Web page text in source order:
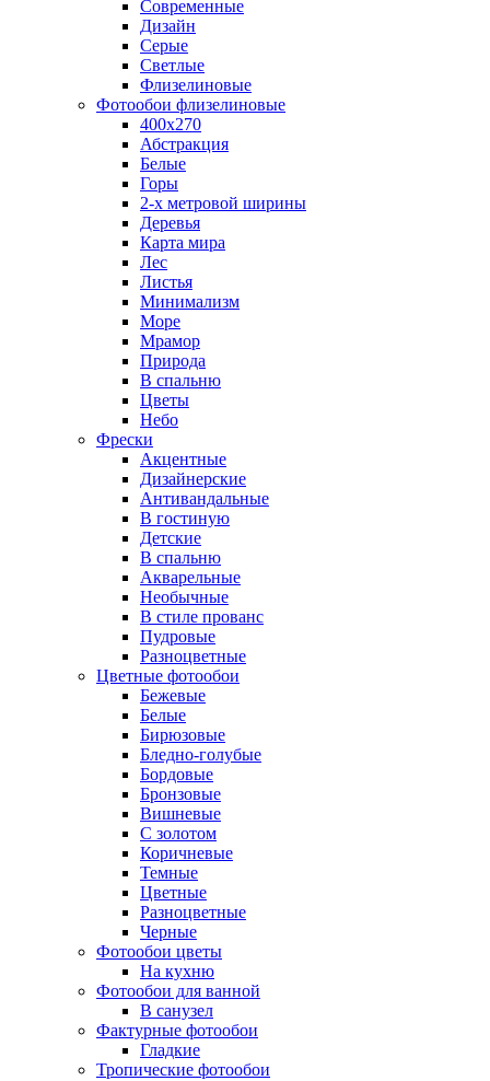
Современные
Дизайн
Серые
Светлые
Флизелиновые
Фотообои флизелиновые
400х270
Абстракция
Белые
Горы
2-х метровой ширины
Деревья
Карта мира
Лес
Листья
Минимализм
Море
Мрамор
Природа
В спальню
Цветы
Небо
Фрески
Акцентные
Дизайнерские
Антивандальные
В гостиную
Детские
В спальню
Акварельные
Необычные
В стиле прованс
Пудровые
Разноцветные
Цветные фотообои
Бежевые
Белые
Бирюзовые
Бледно-голубые
Бордовые
Бронзовые
Вишневые
С золотом
Коричневые
Темные
Цветные
Разноцветные
Черные
Фотообои цветы
На кухню
Фотообои для ванной
В санузел
Фактурные фотообои
Гладкие
Тропические фотообои